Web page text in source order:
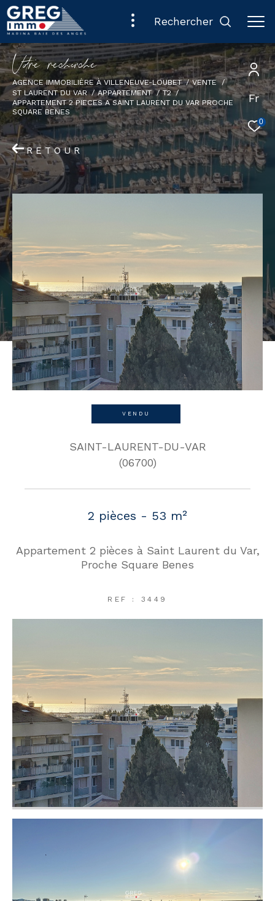
Fr
0
rechercher
Vore recece
AGENCE IMMOBILIÈRE À VILLENEUVE-LOUBET
VENTE
ST LAURENT DU VAR
APPARTEMENT
T2
APPARTEMENT 2 PIECES A SAINT LAURENT DU VAR PROCHE
SQUARE BENES
RETOUR
VENDU
SAINT-LAURENT-DU-VAR
(06700)
2 pièces - 53 m²
Appartement 2 pièces à Saint Laurent du Var,
Proche Square Benes
REF : 3449